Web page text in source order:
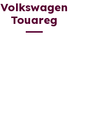
Volkswagen
Touareg